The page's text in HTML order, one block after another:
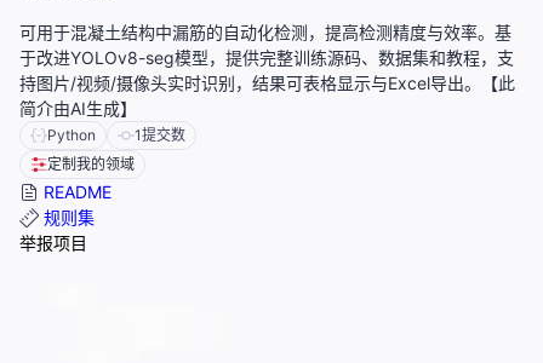
可用于混凝土结构中漏筋的自动化检测，提高检测精度与效率。基
于改进YOLOv8-seg模型，提供完整训练源码、数据集和教程，支
持图片/视频/摄像头实时识别，结果可表格显示与Excel导出。【此
简介由AI生成】
Python 1提交数
定制我的领域
README
规则集
举报项目